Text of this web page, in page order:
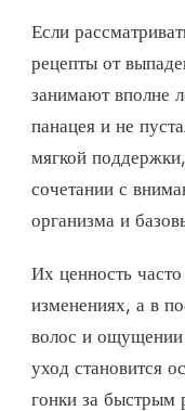
Если
рецепты от
занимают вполне
панацея и не
мягкой
сочетании с
организма и
Их ценность
изменениях, а в
волос и ощущении
уход становится
гонки за быстрым